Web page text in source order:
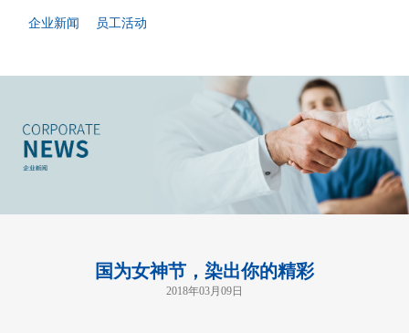
企业新闻 员工活动
国为女神节，染出你的精彩
2018年03月09日